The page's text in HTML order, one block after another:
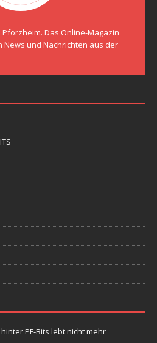
Pforzheim. Das Online-Magazin
News und Nachrichten aus der
PF-Bits lebt nicht mehr